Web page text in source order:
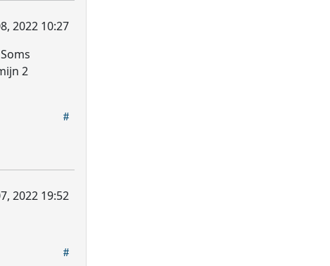
2022 10:27
2
2022 19:52